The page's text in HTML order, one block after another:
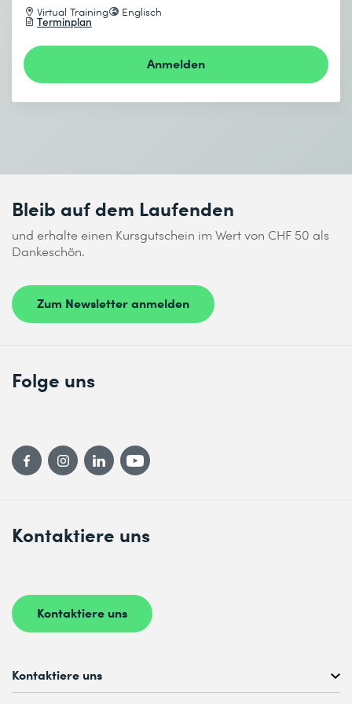
Development Kit.
anzuzeigen.
Virtual Training Englisch
Terminplan
Anmelden
Bleib auf dem Laufenden
und erhalte einen Kursgutschein im Wert von CHF 50 als
Dankeschön.
Zum Newsletter anmelden
Kontaktiere uns
Kontaktiere uns
Folge uns
Kontaktiere uns